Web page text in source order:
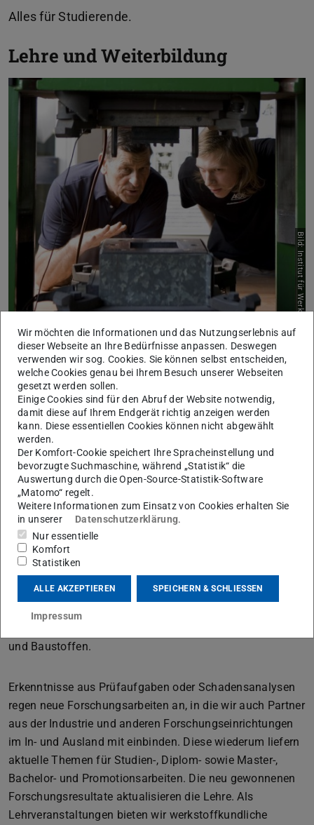
Alles für Studierende.
Lehre und Weiterbildung
Bild: Institut für Werkstoffkunde
Studieren und lernen am Fachgebiet und Institut für
Werkstoffkunde
Wir sorgen für Lehre, Aus- und Weiterbildung auf
höchstem Niveau, aufbauend auf breitem und tiefem
forschungsgetriebenen Grundlagenwissen.
Bei der Forschung und Entwicklung steht die
ganzheitliche Bewertung von Bauteileigenschaften,
resultierend aus den konstruktiven Werkstoff- und den
funktionellen Oberflächeneigenschaften im Mittelpunkt.
Die Erfahrung aus diesen Arbeitsbereichen ermöglicht uns
die Klärung komplexer Schadensfälle. In der
Materialprüfung und bei der Überwachung ermitteln wir
mechanische, physikalische und chemische
und Baustoffen.
Erkenntnisse aus Prüfaufgaben oder Schadensanalysen
regen neue Forschungsarbeiten an, in die wir auch Partner
aus der Industrie und anderen Forschungseinrichtungen
im In- und Ausland mit einbinden. Diese wiederum liefern
aktuelle Themen für Studien-, Diplom- sowie Master-,
Bachelor- und Promotionsarbeiten. Die neu gewonnenen
Forschungsresultate aktualisieren die Lehre. Als
Lehrveranstaltungen bieten wir werkstoffkundliche
Wir möchten die Informationen und das Nutzungserlebnis auf
dieser Webseite an Ihre Bedürfnisse anpassen. Deswegen
verwenden wir sog. Cookies. Sie können selbst entscheiden,
welche Cookies genau bei Ihrem Besuch unserer Webseiten
gesetzt werden sollen.
Einige Cookies sind für den Abruf der Website notwendig,
damit diese auf Ihrem Endgerät richtig anzeigen werden
kann. Diese essentiellen Cookies können nicht abgewählt
werden.
Der Komfort-Cookie speichert Ihre Spracheinstellung und
bevorzugte Suchmaschine, während „Statistik“ die
Auswertung durch die Open-Source-Statistik-Software
„Matomo“ regelt.
Weitere Informationen zum Einsatz von Cookies erhalten Sie
in unserer
Datenschutzerklärung.
Nur essentielle
Komfort
Statistiken
ALLE AKZEPTIEREN SPEICHERN & SCHLIESSEN
Impressum